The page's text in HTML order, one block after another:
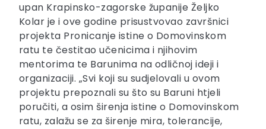
upan Krapinsko-zagorske županije Željko
Kolar je i ove godine prisustvovao završnici
projekta Pronicanje istine o Domovinskom
ratu te čestitao učenicima i njihovim
mentorima te Barunima na odličnoj ideji i
organizaciji. „Svi koji su sudjelovali u ovom
projektu prepoznali su što su Baruni htjeli
poručiti, a osim širenja istine o Domovinskom
ratu, zalažu se za širenje mira, tolerancije,